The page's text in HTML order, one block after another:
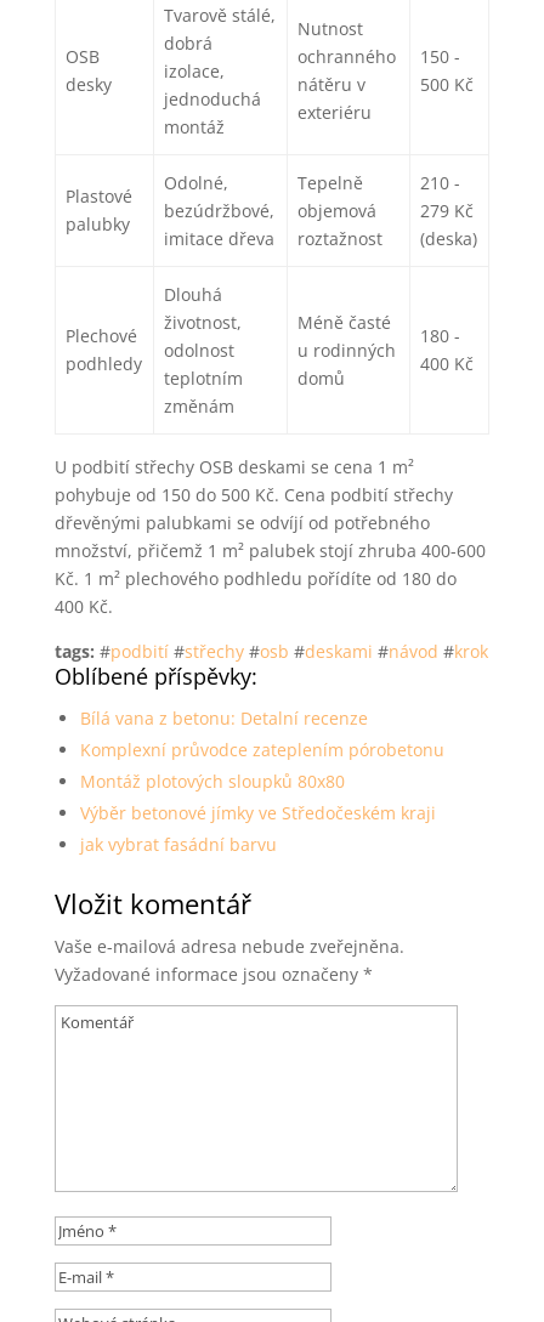
OSB
desky
Tvarově stálé,
dobrá
izolace,
jednoduchá
montáž
Nutnost
ochranného
nátěru v
exteriéru
150 -
500 Kč
Plastové
palubky
Odolné,
bezúdržbové,
imitace dřeva
Tepelně
objemová
roztažnost
210 -
279 Kč
(deska)
Plechové
podhledy
Dlouhá
životnost,
odolnost
teplotním
změnám
Méně časté
u rodinných
domů
180 -
400 Kč
U podbití střechy OSB deskami se cena 1 m²
pohybuje od 150 do 500 Kč. Cena podbití střechy
dřevěnými palubkami se odvíjí od potřebného
množství, přičemž 1 m² palubek stojí zhruba 400-600
Kč. 1 m² plechového podhledu pořídíte od 180 do
400 Kč.
tags: #podbití#střechy#osb #deskami #návod #krok
Oblíbené příspěvky:
Bílá vana z betonu: Detalní recenze
Komplexní průvodce zateplením pórobetonu
Montáž plotových sloupků 80x80
Výběr betonové jímky ve Středočeském kraji
jak vybrat fasádní barvu
Vložit komentář
Vaše e-mailová adresa nebude zveřejněna.
Vyžadované informace jsou označeny *